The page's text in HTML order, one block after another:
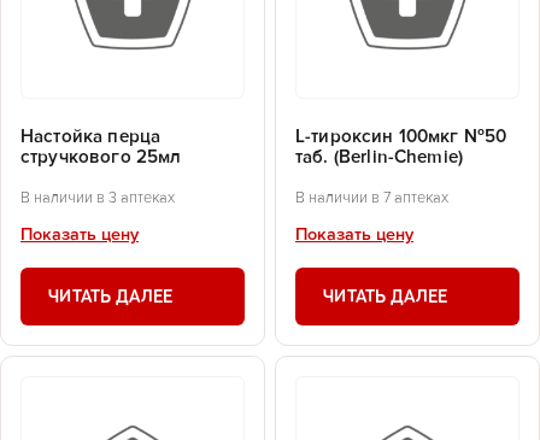
Настойка перца
стручкового 25мл
В наличии в 3 аптеках
Показать цену
ЧИТАТЬ ДАЛЕЕ
L-тироксин 100мкг №50
таб. (Berlin-Chemie)
В наличии в 7 аптеках
Показать цену
ЧИТАТЬ ДАЛЕЕ